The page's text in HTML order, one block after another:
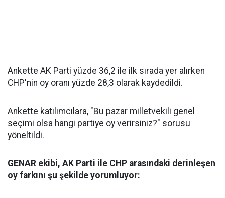
Ankette AK Parti yüzde 36,2 ile ilk sırada yer alırken
CHP'nin oy oranı yüzde 28,3 olarak kaydedildi.
Ankette katılımcılara, "Bu pazar milletvekili genel
seçimi olsa hangi partiye oy verirsiniz?" sorusu
yöneltildi.
GENAR ekibi, AK Parti ile CHP arasındaki derinleşen
oy farkını şu şekilde yorumluyor: